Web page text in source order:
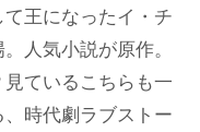
王になったイ・チ
人気小説が原作。
ているこちらも一
時代劇ラブストー